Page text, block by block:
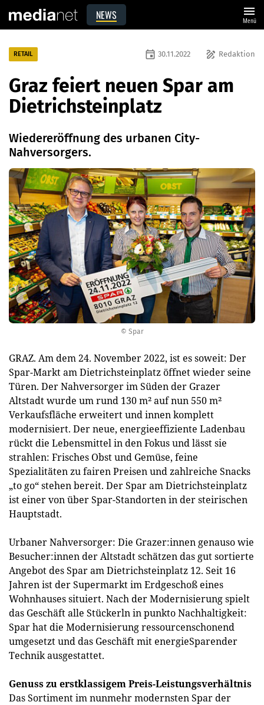
NEWS menu
Menü
© Spar
RETAIL draw Redaktion
event 30.11.2022
Graz feiert neuen Spar am
Dietrichsteinplatz
Wiedereröffnung des urbanen City-
Nahversorgers.
GRAZ. Am dem 24. November 2022, ist es soweit: Der
Spar-Markt am Dietrichsteinplatz öffnet wieder seine
Türen. Der Nahversorger im Süden der Grazer
Altstadt wurde um rund 130 m² auf nun 550 m²
Verkaufsfläche erweitert und innen komplett
modernisiert. Der neue, energieeffiziente Ladenbau
rückt die Lebensmittel in den Fokus und lässt sie
strahlen: Frisches Obst und Gemüse, feine
Spezialitäten zu fairen Preisen und zahlreiche Snacks
„to go“ stehen bereit. Der Spar am Dietrichsteinplatz
ist einer von über Spar-Standorten in der steirischen
Hauptstadt.
Urbaner Nahversorger: Die Grazer:innen genauso wie
Besucher:innen der Altstadt schätzen das gut sortierte
Angebot des Spar am Dietrichsteinplatz 12. Seit 16
Jahren ist der Supermarkt im Erdgeschoß eines
Wohnhauses situiert. Nach der Modernisierung spielt
das Geschäft alle Stückerln in punkto Nachhaltigkeit:
Spar hat die Modernisierung ressourcenschonend
umgesetzt und das Geschäft mit energieSparender
Technik ausgestattet.
Genuss zu erstklassigem Preis-Leistungsverhältnis
Das Sortiment im nunmehr modernsten Spar der